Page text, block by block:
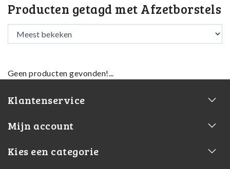
Producten getagd met Afzetborstels
Geen producten gevonden!...
Klantenservice
Mijn account
Kies een categorie